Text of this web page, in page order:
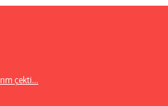
çekti…